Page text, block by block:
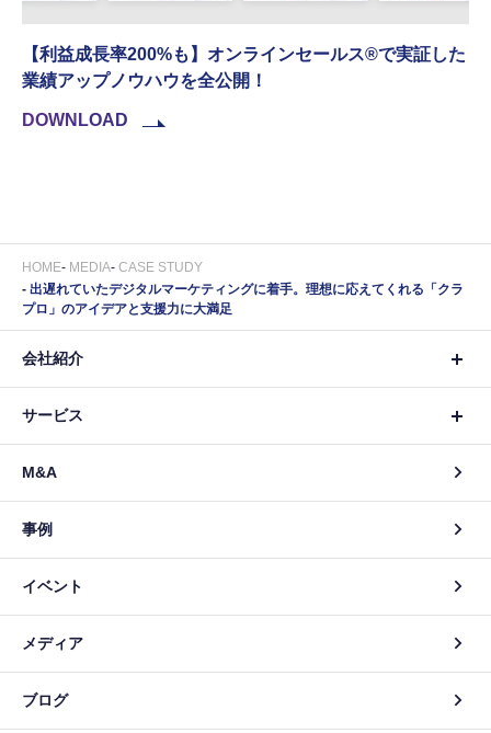
【利益成長率200%も】オンラインセールス®︎で実証した
業績アップノウハウを全公開！
DOWNLOAD
HOME MEDIA CASE STUDY
出遅れていたデジタルマーケティングに着手。理想に応えてくれる「クラ
プロ」のアイデアと支援力に大満足
会社紹介
サービス
M&A
事例
イベント
メディア
ブログ